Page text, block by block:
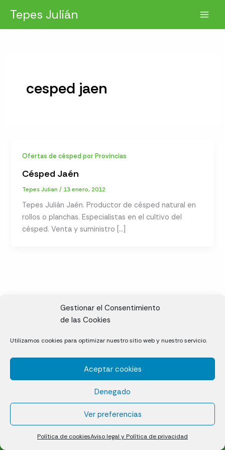
Gestionar el Consentimiento
de las Cookies
Utilizamos cookies para optimizar nuestro sitio web y nuestro servicio.
Aceptar cookies
Denegado
Ver preferencias
Política de cookiesAviso legal y Política de privacidad
contenido
Tepes Julián
cesped jaen
Ofertas de césped por Provincias
Césped Jaén
Tepes Julian/ 13 enero, 2012
Tepes Julián Jaén. Productor de césped natural en
rollos o planchas. Especialistas en el cultivo del
césped. Venta y suministro […]
Cáceres
Césped natural en tepes
Política de cookies (UE)
Aviso legal y Política de privacidad
¿Quiénes somos?
Contacto